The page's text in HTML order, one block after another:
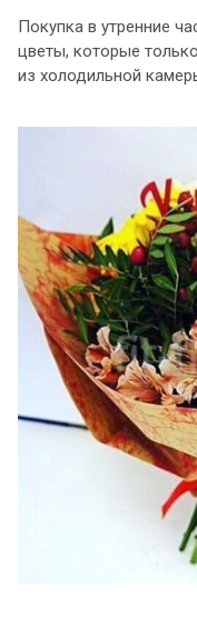
Покупка в утренние
цветы, которые
из холодильной